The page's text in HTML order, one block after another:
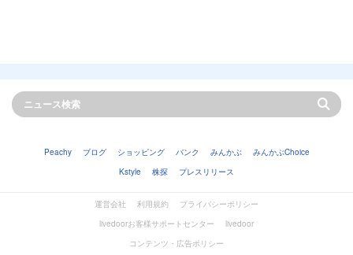
Peachy ブログ ショッピング バンク みんかぶ
みんかぶChoice
Kstyle
株探 プレスリリース
運営会社 利用規約
プライバシーポリシー
livedoorお客様サポートセンター
livedoor
コンテンツ・広告ポリシー